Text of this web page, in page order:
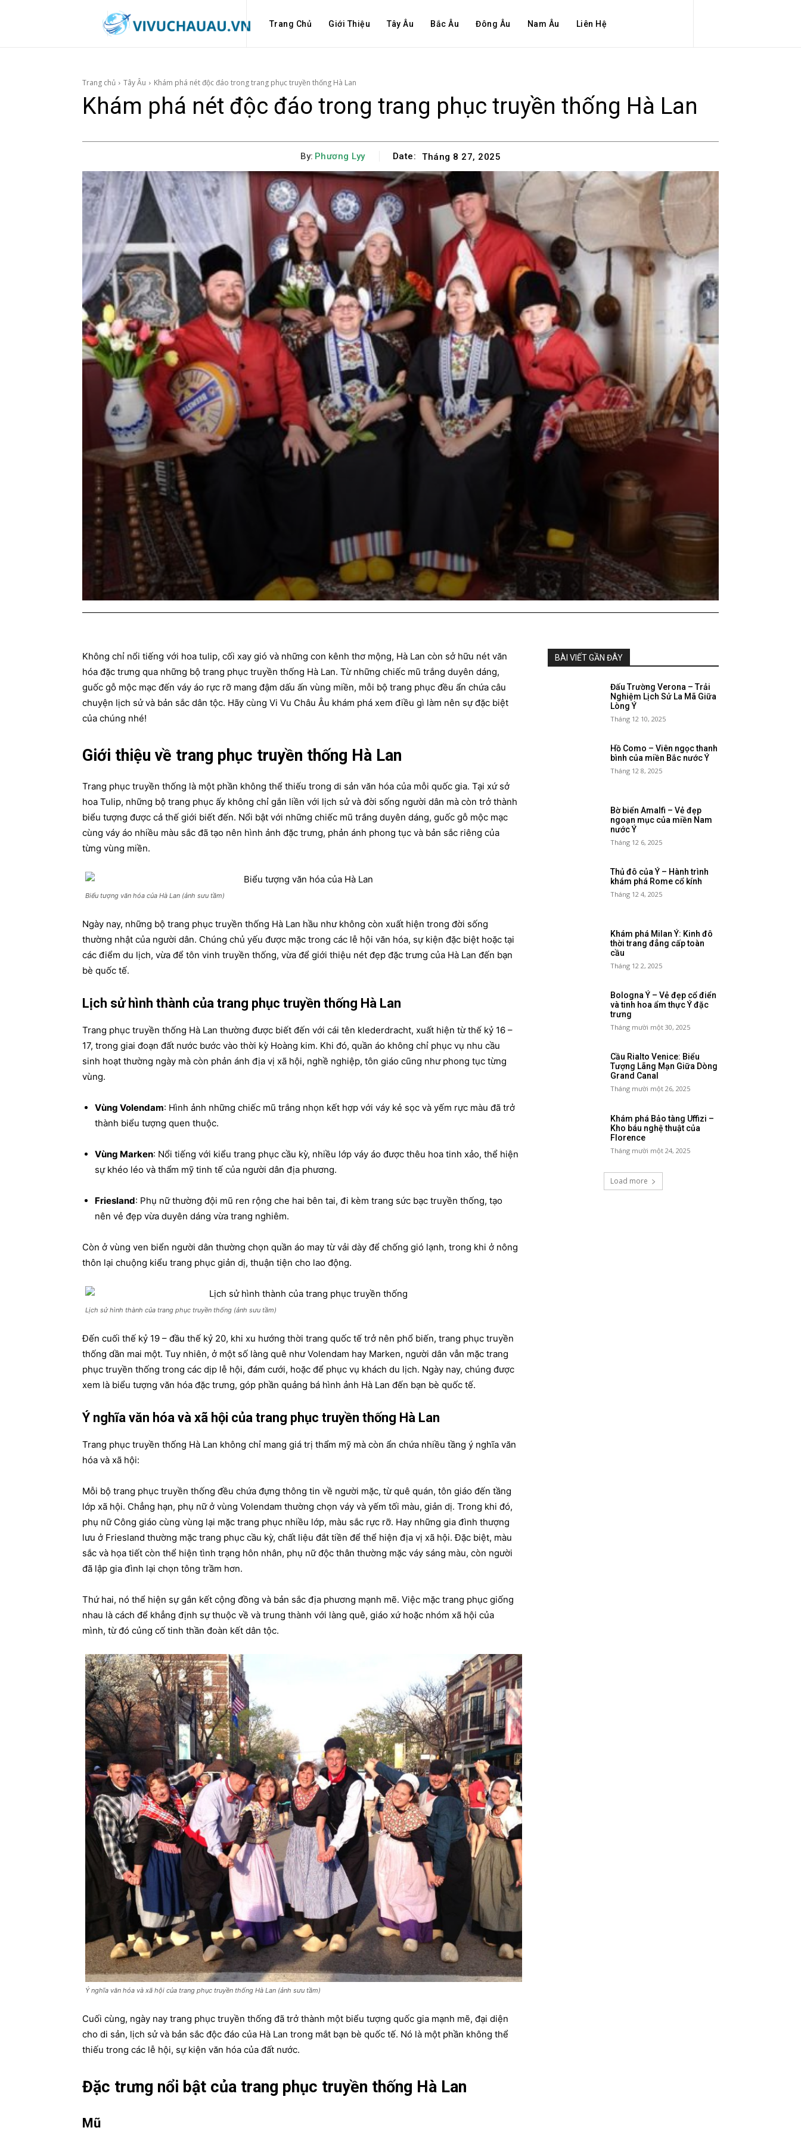
Trang Chủ Giới Thiệu Tây Âu Bắc Âu Đông Âu Nam Âu Liên Hệ
Trang chủ Tây Âu Khám phá nét độc đáo trong trang phục truyền thống Hà Lan
Khám phá nét độc đáo trong trang phục truyền thống Hà Lan
By: Phương Lyy Date: Tháng 8 27, 2025
Không chỉ nổi tiếng với hoa tulip, cối xay gió và những con kênh thơ mộng, Hà Lan còn sở hữu nét văn
hóa đặc trưng qua những bộ trang phục truyền thống Hà Lan. Từ những chiếc mũ trắng duyên dáng,
guốc gỗ mộc mạc đến váy áo rực rỡ mang đậm dấu ấn vùng miền, mỗi bộ trang phục đều ẩn chứa câu
chuyện lịch sử và bản sắc dân tộc. Hãy cùng Vi Vu Châu Âu khám phá xem điều gì làm nên sự đặc biệt
của chúng nhé!
Giới thiệu về trang phục truyền thống Hà Lan
Trang phục truyền thống là một phần không thể thiếu trong di sản văn hóa của mỗi quốc gia. Tại xứ sở
hoa Tulip, những bộ trang phục ấy không chỉ gắn liền với lịch sử và đời sống người dân mà còn trở thành
biểu tượng được cả thế giới biết đến. Nổi bật với những chiếc mũ trắng duyên dáng, guốc gỗ mộc mạc
cùng váy áo nhiều màu sắc đã tạo nên hình ảnh đặc trưng, phản ánh phong tục và bản sắc riêng của
từng vùng miền.
Biểu tượng văn hóa của Hà Lan (ảnh sưu tầm)
Ngày nay, những bộ trang phục truyền thống Hà Lan hầu như không còn xuất hiện trong đời sống
thường nhật của người dân. Chúng chủ yếu được mặc trong các lễ hội văn hóa, sự kiện đặc biệt hoặc tại
các điểm du lịch, vừa để tôn vinh truyền thống, vừa để giới thiệu nét đẹp đặc trưng của Hà Lan đến bạn
bè quốc tế.
Lịch sử hình thành của trang phục truyền thống Hà Lan
Trang phục truyền thống Hà Lan thường được biết đến với cái tên klederdracht, xuất hiện từ thế kỷ 16 –
17, trong giai đoạn đất nước bước vào thời kỳ Hoàng kim. Khi đó, quần áo không chỉ phục vụ nhu cầu
sinh hoạt thường ngày mà còn phản ánh địa vị xã hội, nghề nghiệp, tôn giáo cũng như phong tục từng
vùng.
Vùng Volendam: Hình ảnh những chiếc mũ trắng nhọn kết hợp với váy kẻ sọc và yếm rực màu đã trở
thành biểu tượng quen thuộc.
Vùng Marken: Nổi tiếng với kiểu trang phục cầu kỳ, nhiều lớp váy áo được thêu hoa tinh xảo, thể hiện
sự khéo léo và thẩm mỹ tinh tế của người dân địa phương.
Friesland: Phụ nữ thường đội mũ ren rộng che hai bên tai, đi kèm trang sức bạc truyền thống, tạo
nên vẻ đẹp vừa duyên dáng vừa trang nghiêm.
Còn ở vùng ven biển người dân thường chọn quần áo may từ vải dày để chống gió lạnh, trong khi ở nông
thôn lại chuộng kiểu trang phục giản dị, thuận tiện cho lao động.
Lịch sử hình thành của trang phục truyền thống (ảnh sưu tầm)
Đến cuối thế kỷ 19 – đầu thế kỷ 20, khi xu hướng thời trang quốc tế trở nên phổ biến, trang phục truyền
thống dần mai một. Tuy nhiên, ở một số làng quê như Volendam hay Marken, người dân vẫn mặc trang
phục truyền thống trong các dịp lễ hội, đám cưới, hoặc để phục vụ khách du lịch. Ngày nay, chúng được
xem là biểu tượng văn hóa đặc trưng, góp phần quảng bá hình ảnh Hà Lan đến bạn bè quốc tế.
Ý nghĩa văn hóa và xã hội của trang phục truyền thống Hà Lan
Trang phục truyền thống Hà Lan không chỉ mang giá trị thẩm mỹ mà còn ẩn chứa nhiều tầng ý nghĩa văn
hóa và xã hội:
Mỗi bộ trang phục truyền thống đều chứa đựng thông tin về người mặc, từ quê quán, tôn giáo đến tầng
lớp xã hội. Chẳng hạn, phụ nữ ở vùng Volendam thường chọn váy và yếm tối màu, giản dị. Trong khi đó,
phụ nữ Công giáo cùng vùng lại mặc trang phục nhiều lớp, màu sắc rực rỡ. Hay những gia đình thượng
lưu ở Friesland thường mặc trang phục cầu kỳ, chất liệu đắt tiền để thể hiện địa vị xã hội. Đặc biệt, màu
sắc và họa tiết còn thể hiện tình trạng hôn nhân, phụ nữ độc thân thường mặc váy sáng màu, còn người
đã lập gia đình lại chọn tông trầm hơn.
Thứ hai, nó thể hiện sự gắn kết cộng đồng và bản sắc địa phương mạnh mẽ. Việc mặc trang phục giống
nhau là cách để khẳng định sự thuộc về và trung thành với làng quê, giáo xứ hoặc nhóm xã hội của
mình, từ đó củng cố tinh thần đoàn kết dân tộc.
Ý nghĩa văn hóa và xã hội của trang phục truyền thống Hà Lan (ảnh sưu tầm)
Cuối cùng, ngày nay trang phục truyền thống đã trở thành một biểu tượng quốc gia mạnh mẽ, đại diện
cho di sản, lịch sử và bản sắc độc đáo của Hà Lan trong mắt bạn bè quốc tế. Nó là một phần không thể
thiếu trong các lễ hội, sự kiện văn hóa của đất nước.
Đặc trưng nổi bật của trang phục truyền thống Hà Lan
Mũ
BÀI VIẾT GẦN ĐÂY
Đấu Trường Verona – Trải
Nghiệm Lịch Sử La Mã Giữa
Lòng Ý
Tháng 12 10, 2025
Hồ Como – Viên ngọc thanh
bình của miền Bắc nước Ý
Tháng 12 8, 2025
Bờ biển Amalfi – Vẻ đẹp
ngoạn mục của miền Nam
nước Ý
Tháng 12 6, 2025
Thủ đô của Ý – Hành trình
khám phá Rome cổ kính
Tháng 12 4, 2025
Khám phá Milan Ý: Kinh đô
thời trang đẳng cấp toàn
cầu
Tháng 12 2, 2025
Bologna Ý – Vẻ đẹp cổ điển
và tinh hoa ẩm thực Ý đặc
trưng
Tháng mười một 30, 2025
Cầu Rialto Venice: Biểu
Tượng Lãng Mạn Giữa Dòng
Grand Canal
Tháng mười một 26, 2025
Khám phá Bảo tàng Uffizi –
Kho báu nghệ thuật của
Florence
Tháng mười một 24, 2025
Load more